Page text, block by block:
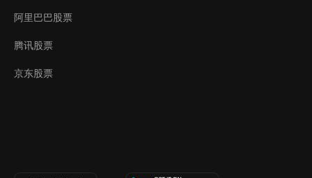
阿里巴巴股票
腾讯股票
京东股票